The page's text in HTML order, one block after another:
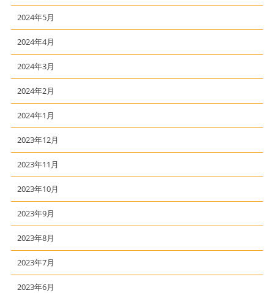
2024年5月
2024年4月
2024年3月
2024年2月
2024年1月
2023年12月
2023年11月
2023年10月
2023年9月
2023年8月
2023年7月
2023年6月